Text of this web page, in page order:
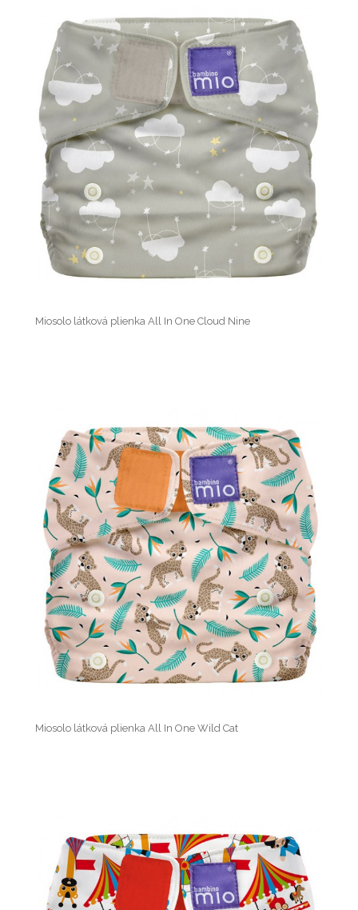
Miosolo látková plienka All In One Cloud Nine
Miosolo látková plienka All In One Wild Cat